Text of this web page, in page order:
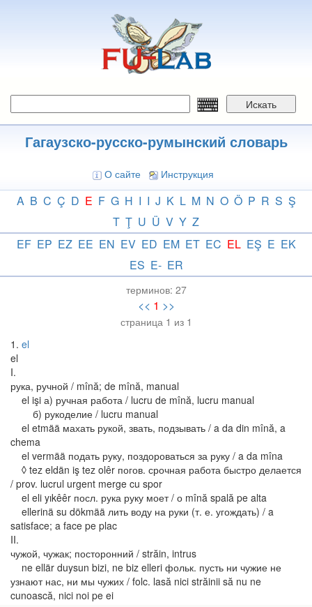
Искать
Гагаузско-русско-румынский словарь
О сайте Инструкция
A B C Ç D E F G H I I J K L M N O Ö P R S Ş
T Ţ U Ü V Y Z
EF EP EZ EE EN EV ED EM ET EC EL EŞ E EK
ES E- ER
терминов: 27
<< 1 >>
страница 1 из 1
1 el
el
I.
рука, ручной / mînă; de mînă, manual
el işi а) ручная работа / lucru de mînă, lucru manual
б) рукоделие / lucru manual
el etmää махать рукой, звать, подзывать / a da din mînă, a
chema
el vermää подать руку, поздороваться за руку / a da mîna
◊ tez eldän iş tez olêr погов. срочная работа быстро делается
/ prov. lucrul urgent merge cu spor
el eli yıkêêr посл. рука руку моет / о mînă spală pe alta
ellerinä su dökmää лить воду на руки (т. е. угождать) / a
satisface; a face pe plac
II.
чужой, чужак; посторонний / străin, intrus
ne ellär duysun bizi, ne biz elleri фольк. пусть ни чужие не
узнают нас, ни мы чужих / folc. lasă nici străinii să nu ne
cunoască, nici noi pe ei